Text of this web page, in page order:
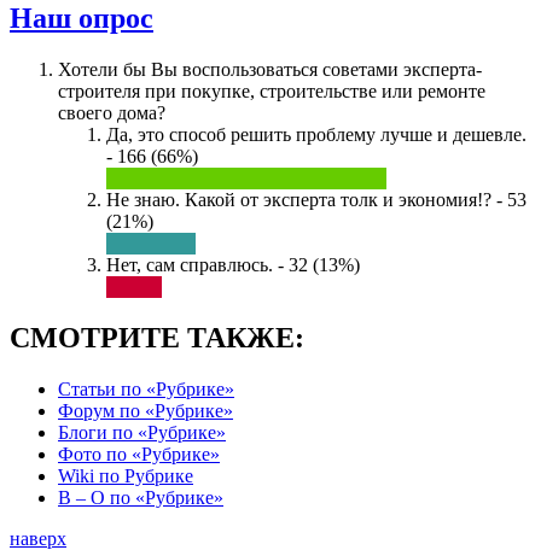
Наш опрос
Хотели бы Вы воспользоваться советами эксперта-
строителя при покупке, строительстве или ремонте
своего дома?
Да, это способ решить проблему лучше и дешевле.
- 166 (66%)
Не знаю. Какой от эксперта толк и экономия!? - 53
(21%)
Нет, сам справлюсь. - 32 (13%)
СМОТРИТЕ ТАКЖЕ:
Статьи по «Рубрике»
Форум по «Рубрике»
Блоги по «Рубрике»
Фото по «Рубрике»
Wiki по Рубрике
В – О по «Рубрике»
наверх